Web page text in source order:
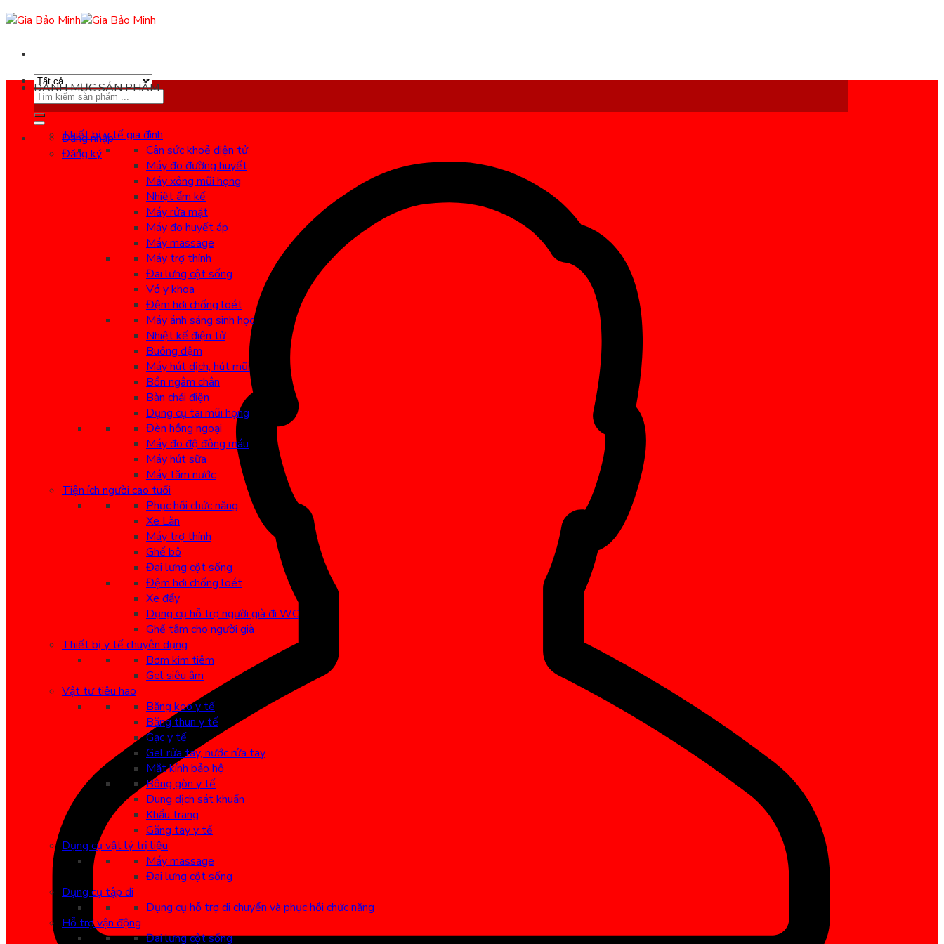
Skip
to
Search
for:
Đăng nhập
Đăng ký
DANH MỤC SẢN PHẨM
Thiết bị y tế gia đình
Cân sức khoẻ điện tử
Máy đo đường huyết
Máy xông mũi họng
Nhiệt ẩm kế
Máy rửa mặt
Máy đo huyết áp
Máy massage
Máy trợ thính
Đai lưng cột sống
Vớ y khoa
Đệm hơi chống loét
Máy ánh sáng sinh học
Nhiệt kế điện tử
Buồng đệm
Máy hút dịch, hút mũi
Bồn ngâm chân
Bàn chải điện
Dụng cụ tai mũi họng
Đèn hồng ngoại
Máy đo độ đông máu
Máy hút sữa
Máy tăm nước
Tiện ích người cao tuổi
Phục hồi chức năng
Xe Lăn
Máy trợ thính
Ghế bô
Đai lưng cột sống
Đệm hơi chống loét
Xe đẩy
Dụng cụ hỗ trợ người già đi WC
Ghế tắm cho người già
Thiết bị y tế chuyên dụng
Bơm kim tiêm
Gel siêu âm
Vật tư tiêu hao
Băng keo y tế
Băng thun y tế
Gạc y tế
Gel rửa tay, nước rửa tay
Mắt kính bảo hộ
Bông gòn y tế
Dung dịch sát khuẩn
Khẩu trang
Găng tay y tế
Dụng cụ vật lý trị liệu
Máy massage
Đai lưng cột sống
Dụng cụ tập đi
Dụng cụ hỗ trợ di chuyển và phục hồi chức năng
Hỗ trợ vận động
Đai lưng cột sống